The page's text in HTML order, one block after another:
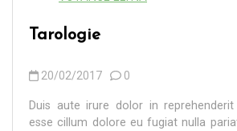
Tarologie
20/02/2017 0
Duis aute irure dolor in
esse cillum dolore eu fugiat nulla